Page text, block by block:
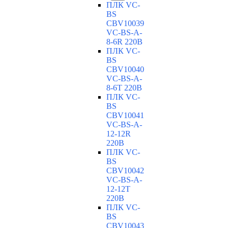
ПЛК VC-
BS
CBV10039
VC-BS-A-
8-6R 220В
ПЛК VC-
BS
CBV10040
VC-ВS-A-
8-6T 220В
ПЛК VC-
BS
CBV10041
VC-ВS-A-
12-12R
220В
ПЛК VC-
BS
CBV10042
VC-ВS-A-
12-12T
220В
ПЛК VC-
BS
CBV10043